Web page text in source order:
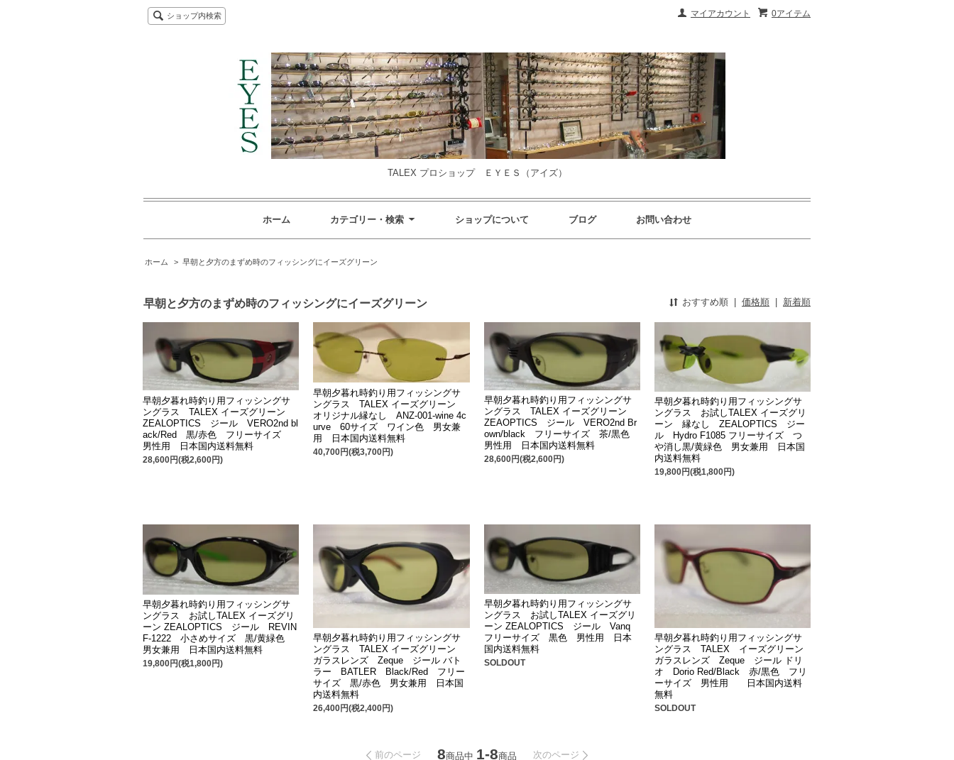
0アイテム
マイアカウント
ショップ内検索
TALEX プロショップ ＥＹＥＳ（アイズ）
ホーム カテゴリー・検索 ショップについて ブログ お問い合わせ
ホーム > 早朝と夕方のまずめ時のフィッシングにイーズグリーン
早朝と夕方のまずめ時のフィッシングにイーズグリーン おすすめ順 | 価格順 | 新着順
早朝夕暮れ時釣り用フィッシングサ
ングラス TALEX イーズグリーン
ZEALOPTICS ジール VERO2nd bl
ack/Red 黒/赤色 フリーサイズ
男性用 日本国内送料無料
28,600円(税2,600円)
早朝夕暮れ時釣り用フィッシングサ
ングラス TALEX イーズグリーン
オリジナル縁なし ANZ-001-wine 4c
urve 60サイズ ワイン色 男女兼
用 日本国内送料無料
40,700円(税3,700円)
早朝夕暮れ時釣り用フィッシングサ
ングラス TALEX イーズグリーン
ZEAOPTICS ジール VERO2nd Br
own/black フリーサイズ 茶/黒色
男性用 日本国内送料無料
28,600円(税2,600円)
早朝夕暮れ時釣り用フィッシングサ
ングラス お試しTALEX イーズグリ
ーン 縁なし ZEALOPTICS ジー
ル Hydro F1085 フリーサイズ つ
や消し黒/黄緑色 男女兼用 日本国
内送料無料
19,800円(税1,800円)
早朝夕暮れ時釣り用フィッシングサ
ングラス お試しTALEX イーズグリ
ーン ZEALOPTICS ジール REVIN
F-1222 小さめサイズ 黒/黄緑色
男女兼用 日本国内送料無料
19,800円(税1,800円)
早朝夕暮れ時釣り用フィッシングサ
ングラス TALEX イーズグリーン
ガラスレンズ Zeque ジール バト
ラー BATLER Black/Red フリー
サイズ 黒/赤色 男女兼用 日本国
内送料無料
26,400円(税2,400円)
早朝夕暮れ時釣り用フィッシングサ
ングラス お試しTALEX イーズグリ
ーン ZEALOPTICS ジール Vanq
フリーサイズ 黒色 男性用 日本
国内送料無料
SOLDOUT
早朝夕暮れ時釣り用フィッシングサ
ングラス TALEX イーズグリーン
ガラスレンズ Zeque ジール ドリ
オ Dorio Red/Black 赤/黒色 フリ
ーサイズ 男性用 日本国内送料
無料
SOLDOUT
前のページ 8商品中 1-8商品 次のページ